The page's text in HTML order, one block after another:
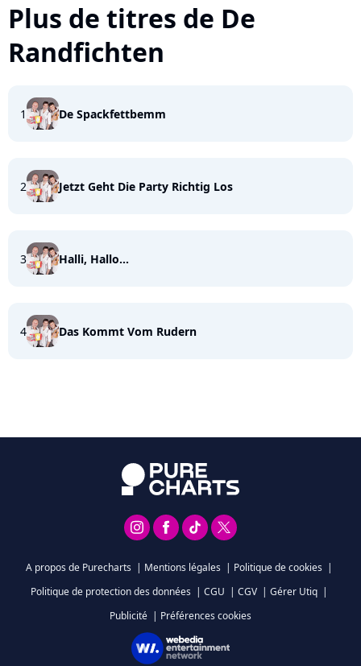
Plus de titres de De
Randfichten
1 De Spackfettbemm
2 Jetzt Geht Die Party Richtig Los
3 Halli, Hallo...
4 Das Kommt Vom Rudern
A propos de Purecharts | Mentions légales | Politique de cookies |
Politique de protection des données | CGU | CGV | Gérer Utiq |
Publicité | Préférences cookies